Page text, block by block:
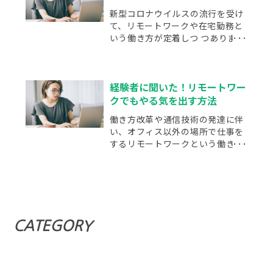
新型コロナウイルスの流行を受け
て、リモートワークや在宅勤務と
いう働き方が定着しつ つありま
経験者に聞いた！リモートワー
クでもやる気を出す方法
働き方改革や通信技術の発達に伴
い、オフィス以外の場所で仕事を
するリモートワークという働き方
CATEGORY